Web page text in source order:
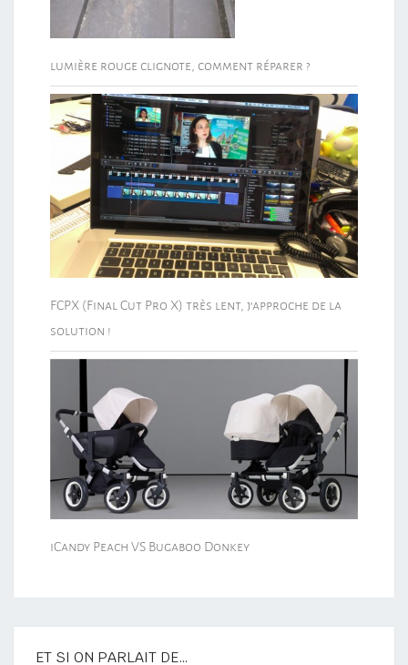
lumière rouge clignote, comment réparer ?
FCPX (Final Cut Pro X) très lent, j’approche de la
solution !
iCandy Peach VS Bugaboo Donkey
ET SI ON PARLAIT DE…